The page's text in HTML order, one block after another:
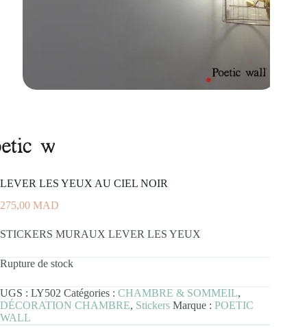
LEVER LES YEUX AU CIEL NOIR
275,00 MAD
STICKERS MURAUX LEVER LES YEUX
Rupture de stock
UGS : LY502 Catégories : CHAMBRE & SOMMEIL,
DÉCORATION CHAMBRE, Stickers Marque : POETIC
WALL